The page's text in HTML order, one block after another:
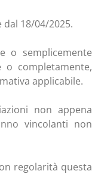
dal 18/04/2025.
o semplicemente
completamente,
applicabile.
non appena
vincolanti non
regolarità questa